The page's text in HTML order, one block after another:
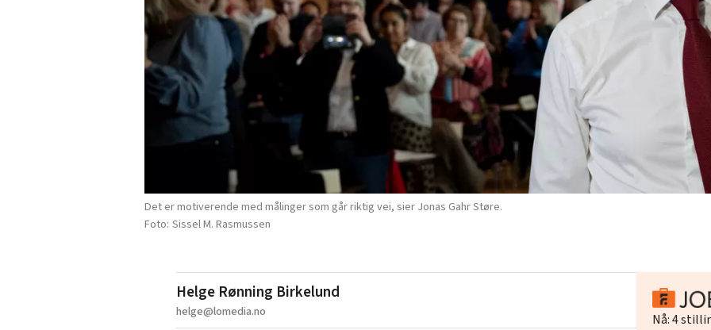
Det er motiverende med målinger som går riktig vei, sier Jonas Gahr Støre.
Sissel M. Rasmussen
Helge Rønning Birkelund
helge@lomedia.no Nå:4